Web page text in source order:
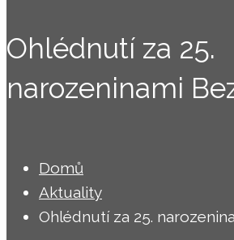
Ohlédnutí za 25.
narozeninami
Domů
Aktuality
Ohlédnutí za 25.